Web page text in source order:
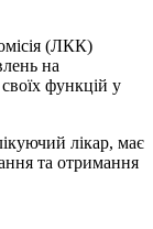
(ЛКК)
на
функцій у
лікар, має
та отримання